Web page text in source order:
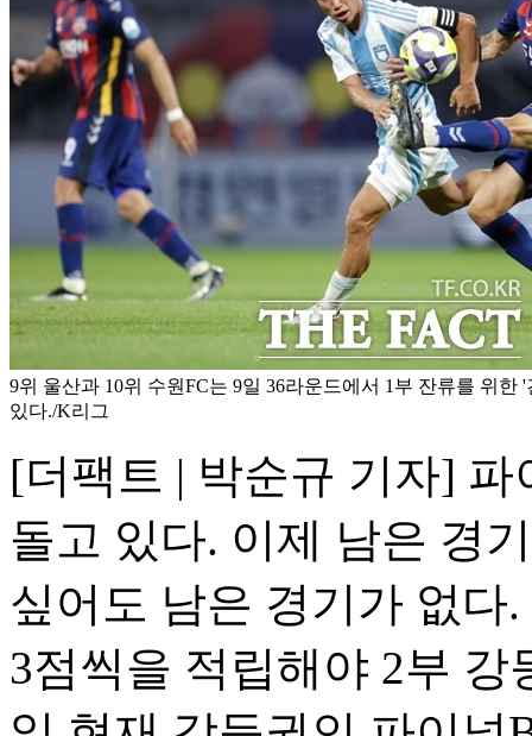
9위 울산과 10위 수원FC는 9일 36라운드에서 1부 잔류를 위한
있다./K리그
[더팩트 | 박순규 기자]
돌고 있다. 이제 남은 경
싶어도 남은 경기가 없다
3점씩을 적립해야 2부 강